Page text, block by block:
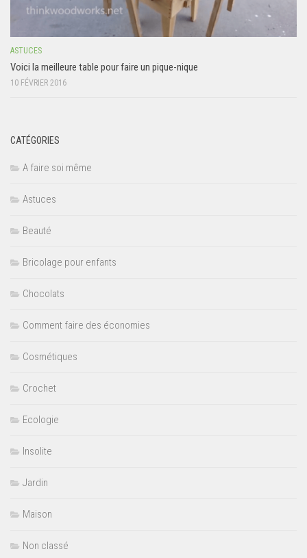
ASTUCES
Voici la meilleure table pour faire un pique-nique
10 FÉVRIER 2016
CATÉGORIES
A faire soi même
Astuces
Beauté
Bricolage pour enfants
Chocolats
Comment faire des économies
Cosmétiques
Crochet
Ecologie
Insolite
Jardin
Maison
Non classé